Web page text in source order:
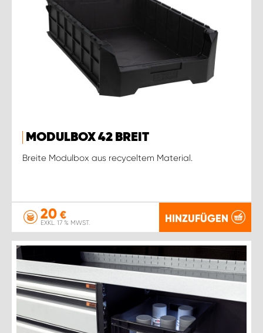
MODULBOX 42 BREIT
Breite Modulbox aus recyceltem Material.
20 €
EXKL. 17 % MWST. HINZUFÜGEN